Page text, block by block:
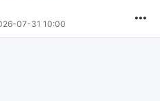
07-31 10:00